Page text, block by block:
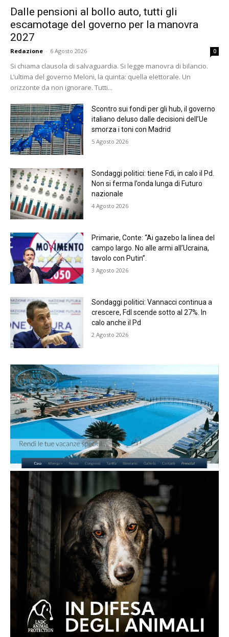
Dalle pensioni al bollo auto, tutti gli
escamotage del governo per la manovra
2027
Redazione - 6 Agosto 2026 0
Si chiama clausola di salvaguardia. Si legge manovra di bilancio.
L’ultima del governo Meloni, la quinta: quella elettorale. Un
orizzonte da non ignorare. Tutti...
Scontro sui fondi per gli hub, il governo
italiano deluso dalle decisioni dell’Ue
smorza i toni con Madrid
5 Agosto 2026
Sondaggi politici: tiene Fdi, in calo il Pd.
Non si ferma l’onda lunga di Futuro
nazionale
4 Agosto 2026
Primarie, Conte: “Ai gazebo la linea del
campo largo. No alle armi all’Ucraina,
tavolo con Putin”.
3 Agosto 2026
Sondaggi politici: Vannacci continua a
crescere, FdI scende sotto al 27%. In
calo anche il Pd
2 Agosto 2026